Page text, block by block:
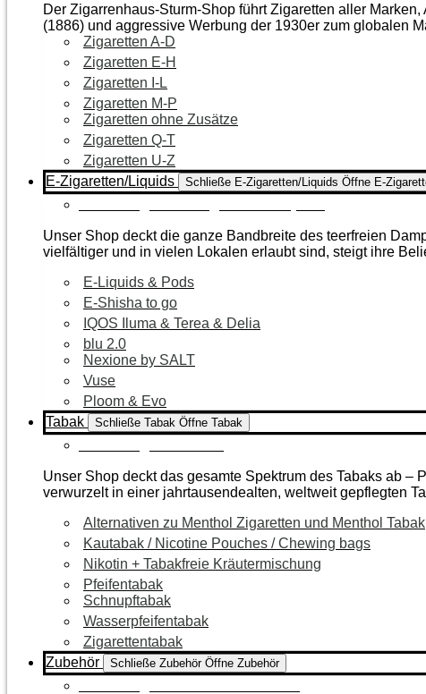
Der Zigarrenhaus-Sturm-Shop führt Zigaretten aller
(1886) und aggressive Werbung der 1930er zum globalen
Zigaretten A-D
Zigaretten E-H
Zigaretten I-L
Zigaretten M-P
Zigaretten ohne Zusätze
Zigaretten Q-T
Zigaretten U-Z
E-Zigaretten/Liquids
Schließe E-Zigaretten/Liquids Öffne E-
Unser Shop deckt die ganze Bandbreite des teerfreien
vielfältiger und in vielen Lokalen erlaubt sind, steigt ihre
E-Liquids & Pods
E-Shisha to go
IQOS Iluma & Terea & Delia
blu 2.0
Nexione by SALT
Vuse
Ploom & Evo
Tabak
Schließe Tabak Öffne Tabak
Unser Shop deckt das gesamte Spektrum des Tabaks ab –
verwurzelt in einer jahrtausendealten, weltweit gepflegten
Alternativen zu Menthol Zigaretten und Menthol Tabak
Kautabak / Nicotine Pouches / Chewing bags
Nikotin + Tabakfreie Kräutermischung
Pfeifentabak
Schnupftabak
Wasserpfeifentabak
Zigarettentabak
Zubehör
Schließe Zubehör Öffne Zubehör